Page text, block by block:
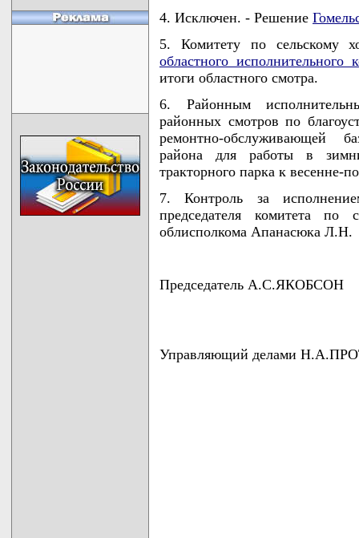
4. Исключен. - Решение
5. Комитету по сельскому
областного исполнительного
итоги областного смотра.
6. Районным
районных смотров по
ремонтно-обслуживающей
района для работы в
тракторного парка к весенне-
7. Контроль за
председателя комитета по
облисполкома Апанасюка Л.Н.
Председатель А.С.ЯКОБСОН
Управляющий делами